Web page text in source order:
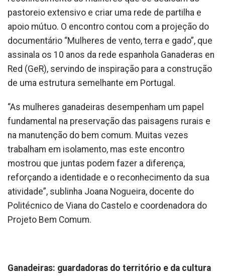
pastoreio extensivo e criar uma rede de partilha e
apoio mútuo. O encontro contou com a projeção do
documentário “Mulheres de vento, terra e gado”, que
assinala os 10 anos da rede espanhola Ganaderas en
Red (GeR), servindo de inspiração para a construção
de uma estrutura semelhante em Portugal.
“As mulheres ganadeiras desempenham um papel
fundamental na preservação das paisagens rurais e
na manutenção do bem comum. Muitas vezes
trabalham em isolamento, mas este encontro
mostrou que juntas podem fazer a diferença,
reforçando a identidade e o reconhecimento da sua
atividade”, sublinha Joana Nogueira, docente do
Politécnico de Viana do Castelo e coordenadora do
Projeto Bem Comum.
Ganadeiras: guardadoras do território e da cultura